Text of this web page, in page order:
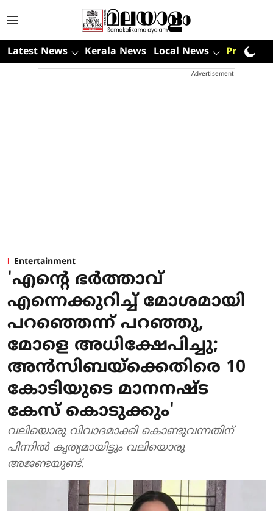
Latest News Kerala News Local News Premium
Advertisement
Entertainment
'എന്റെ ഭർത്താവ്
എന്നെക്കുറിച്ച് മോശമായി
പറഞ്ഞെന്ന് പറഞ്ഞു,
മോളെ അധിക്ഷേപിച്ചു;
അൻസിബയ്ക്കെതിരെ 10
കോടിയുടെ മാനനഷ്ട
കേസ് കൊടുക്കും'
വലിയൊരു വിവാദമാക്കി കൊണ്ടുവന്നതിന്
പിന്നിൽ കൃത്യമായിട്ടും വലിയൊരു
അജണ്ടയുണ്ട്.